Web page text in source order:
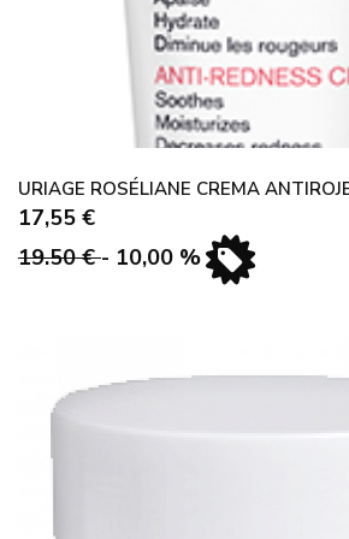
URIAGE ROSÉLIANE CREMA
17,55 €
19.50 €- 10,00 %